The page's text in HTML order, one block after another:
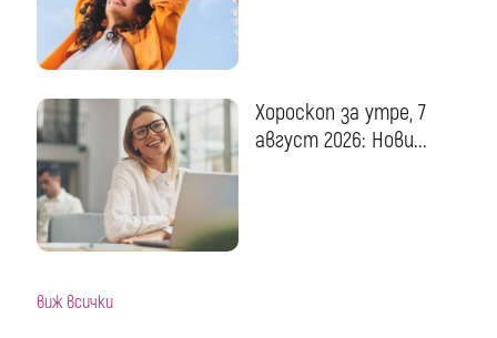
Хороскоп за утре, 7
август 2026: Нови...
виж всички